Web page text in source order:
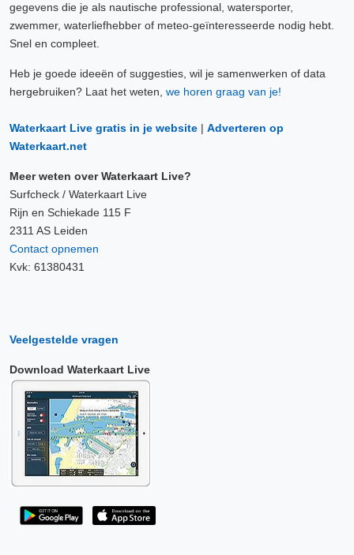
gegevens die je als nautische professional, watersporter,
zwemmer, waterliefhebber of meteo-geïnteresseerde nodig hebt.
Snel en compleet.
Heb je goede ideeën of suggesties, wil je samenwerken of data
hergebruiken? Laat het weten, we horen graag van je!
Waterkaart Live gratis in je website | Adverteren op
Waterkaart.net
Meer weten over Waterkaart Live?
Surfcheck / Waterkaart Live
Rijn en Schiekade 115 F
2311 AS Leiden
Contact opnemen
Kvk: 61380431
Veelgestelde vragen
Download Waterkaart Live